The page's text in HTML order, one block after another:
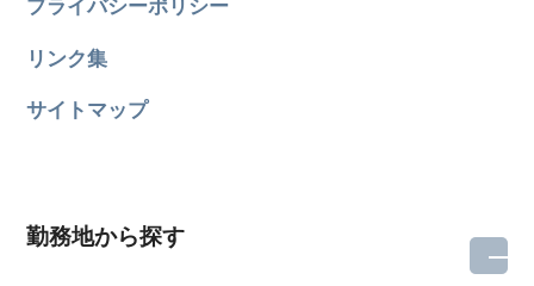
プライバシーポリシー
リンク集
サイトマップ
勤務地から探す